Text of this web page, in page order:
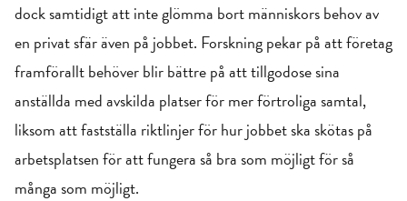
dock samtidigt att inte glömma bort människors behov av
en privat sfär även på jobbet. Forskning pekar på att företag
framförallt behöver blir bättre på att tillgodose sina
anställda med avskilda platser för mer förtroliga samtal,
liksom att fastställa riktlinjer för hur jobbet ska skötas på
arbetsplatsen för att fungera så bra som möjligt för så
många som möjligt.